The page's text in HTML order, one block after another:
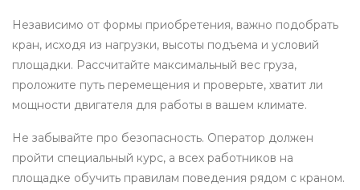
Независимо от формы приобретения, важно подобрать
кран, исходя из нагрузки, высоты подъема и условий
площадки. Рассчитайте максимальный вес груза,
проложите путь перемещения и проверьте, хватит ли
мощности двигателя для работы в вашем климате.
Не забывайте про безопасность. Оператор должен
пройти специальный курс, а всех работников на
площадке обучить правилам поведения рядом с краном.